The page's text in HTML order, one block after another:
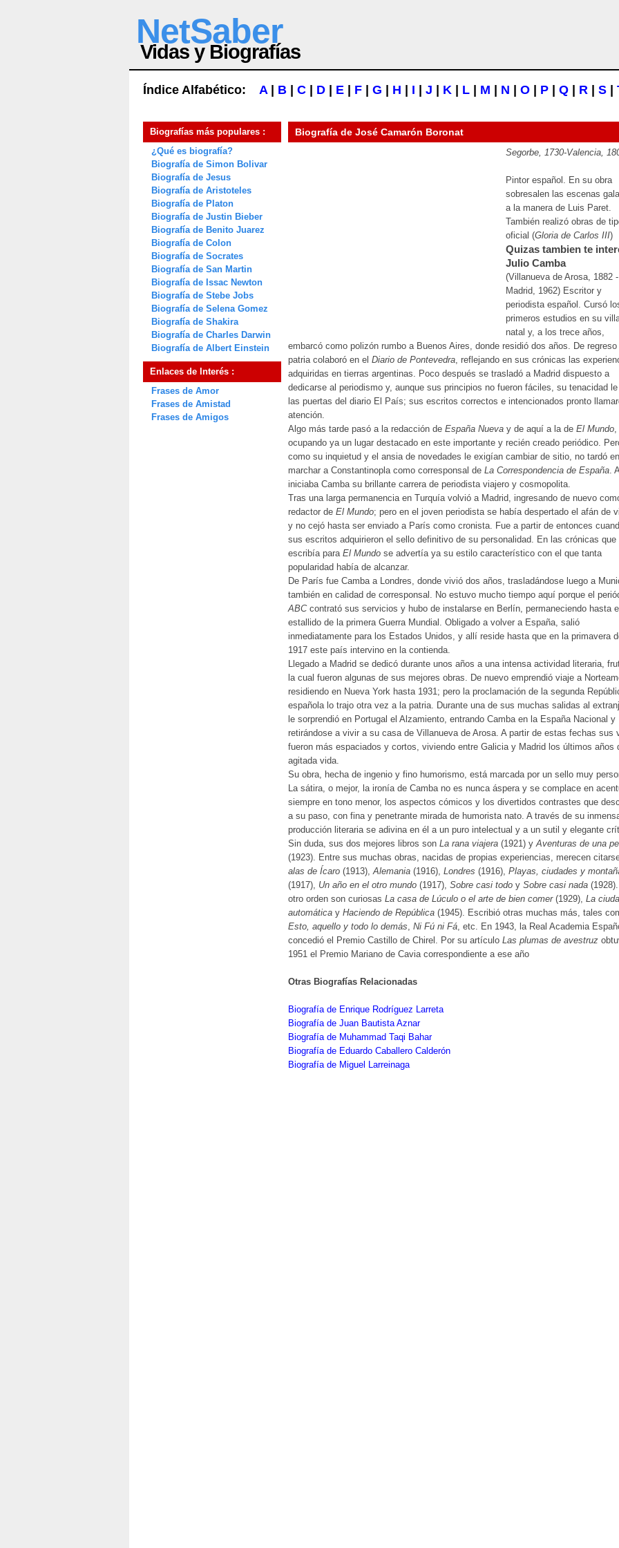
NetSaber
Vidas y Biografías
Índice Alfabético: A| B C D E F G H I J K L M N O P Q R S
Biografías más populares :
¿Qué es biografía?
Biografía de Simon Bolivar
Biografía de Jesus
Biografía de Aristoteles
Biografía de Platon
Biografía de Justin Bieber
Biografía de Benito Juarez
Biografía de Colon
Biografía de Socrates
Biografía de San Martin
Biografía de Issac Newton
Biografía de Stebe Jobs
Biografía de Selena Gomez
Biografía de Shakira
Biografía de Charles Darwin
Biografía de Albert Einstein
Enlaces de Interés :
Frases de Amor
Frases de Amistad
Frases de Amigos
Biografía de José Camarón Boronat
Segorbe, 1730-Valencia,
Pintor español. En su obra
sobresalen las escenas
a la manera de Luis Paret.
También realizó obras de
oficial (Gloria de Carlos III)
Quizas tambien te
Julio Camba
(Villanueva de Arosa, 1882 -
Madrid, 1962) Escritor y
periodista español. Cursó
primeros estudios en su
natal y, a los trece años,
embarcó como polizón rumbo a Buenos Aires, donde residió dos años. De
patria colaboró en el Diario de Pontevedra, reflejando en sus crónicas las
adquiridas en tierras argentinas. Poco después se trasladó a Madrid dispuesto a
dedicarse al periodismo y, aunque sus principios no fueron fáciles, su tenacidad
las puertas del diario El País; sus escritos correctos e intencionados pronto
atención.
Algo más tarde pasó a la redacción de España Nueva y de aquí a la de El Mundo,
ocupando ya un lugar destacado en este importante y recién creado periódico.
como su inquietud y el ansia de novedades le exigían cambiar de sitio, no tardó en
marchar a Constantinopla como corresponsal de La Correspondencia de España.
iniciaba Camba su brillante carrera de periodista viajero y cosmopolita.
Tras una larga permanencia en Turquía volvió a Madrid, ingresando de nuevo
redactor de El Mundo; pero en el joven periodista se había despertado el afán de
y no cejó hasta ser enviado a París como cronista. Fue a partir de entonces
sus escritos adquirieron el sello definitivo de su personalidad. En las crónicas que
escribía para El Mundo se advertía ya su estilo característico con el que tanta
popularidad había de alcanzar.
De París fue Camba a Londres, donde vivió dos años, trasladándose luego a
también en calidad de corresponsal. No estuvo mucho tiempo aquí porque el
ABCcontrató sus servicios y hubo de instalarse en Berlín, permaneciendo hasta el
estallido de la primera Guerra Mundial. Obligado a volver a España, salió
inmediatamente para los Estados Unidos, y allí reside hasta que en la primavera
1917 este país intervino en la contienda.
Llegado a Madrid se dedicó durante unos años a una intensa actividad literaria,
la cual fueron algunas de sus mejores obras. De nuevo emprendió viaje a
residiendo en Nueva York hasta 1931; pero la proclamación de la segunda
española lo trajo otra vez a la patria. Durante una de sus muchas salidas al
le sorprendió en Portugal el Alzamiento, entrando Camba en la España Nacional y
retirándose a vivir a su casa de Villanueva de Arosa. A partir de estas fechas sus
fueron más espaciados y cortos, viviendo entre Galicia y Madrid los últimos años
agitada vida.
Su obra, hecha de ingenio y fino humorismo, está marcada por un sello muy
La sátira, o mejor, la ironía de Camba no es nunca áspera y se complace en
siempre en tono menor, los aspectos cómicos y los divertidos contrastes que
a su paso, con fina y penetrante mirada de humorista nato. A través de su
producción literaria se adivina en él a un puro intelectual y a un sutil y elegante
Sin duda, sus dos mejores libros son La rana viajera (1921) yAventuras de una
(1923). Entre sus muchas obras, nacidas de propias experiencias, merecen
alas de Ícaro (1913),Alemania (1916), Londres (1916), Playas, ciudades y
(1917), Un año en el otro mundo (1917), Sobre casi todo y Sobre casi nada
otro orden son curiosas La casa de Lúculo o el arte de bien comer(1929), La
automática y Haciendo de República (1945). Escribió otras muchas más, tales
Esto, aquello y todo lo demás, Ni Fú ni Fá, etc. En 1943, la Real Academia
concedió el Premio Castillo de Chirel. Por su artículo Las plumas de avestruz
1951 el Premio Mariano de Cavia correspondiente a ese año
Otras Biografías Relacionadas
Biografía de Enrique Rodríguez Larreta
Biografía de Juan Bautista Aznar
Biografía de Muhammad Taqi Bahar
Biografía de Eduardo Caballero Calderón
Biografía de Miguel Larreinaga